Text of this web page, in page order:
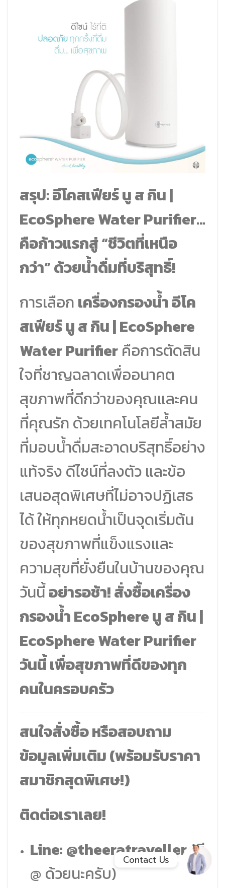
สรุป: อีโคสเฟียร์ นู ส กิน |
EcoSphere Water Purifier…
คือก้าวแรกสู่ “ชีวิตที่เหนือ
กว่า” ด้วยน้ำดื่มที่บริสุทธิ์!
การเลือก เครื่องกรองน้ำ อีโค
สเฟียร์ นู ส กิน | EcoSphere
Water Purifier คือการตัดสิน
ใจที่ชาญฉลาดเพื่ออนาคต
สุขภาพที่ดีกว่าของคุณและคน
ที่คุณรัก ด้วยเทคโนโลยีล้ำสมัย
ที่มอบน้ำดื่มสะอาดบริสุทธิ์อย่าง
แท้จริง ดีไซน์ที่ลงตัว และข้อ
เสนอสุดพิเศษที่ไม่อาจปฏิเสธ
ได้ ให้ทุกหยดน้ำเป็นจุดเริ่มต้น
ของสุขภาพที่แข็งแรงและ
ความสุขที่ยั่งยืนในบ้านของคุณ
วันนี้อย่ารอช้า! สั่งซื้อเครื่อง
กรองน้ำ EcoSphere นู ส กิน |
EcoSphere Water Purifier
วันนี้ เพื่อสุขภาพที่ดีของทุก
คนในครอบครัว
สนใจสั่งซื้อ หรือสอบถาม
ข้อมูลเพิ่มเติม (พร้อมรับราคา
สมาชิกสุดพิเศษ!)
ติดต่อเราเลย!
Line: @theeratraveller(มี
@ ด้วยนะครับ)
สั่งสินค้า
Contact Us